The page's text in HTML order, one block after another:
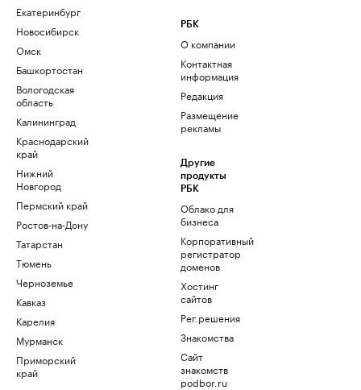
Екатеринбург
Новосибирск
Омск
Башкортостан
Вологодская
область
Калининград
Краснодарский
край
Нижний
Новгород
Пермский край
Ростов-на-Дону
Татарстан
Тюмень
Черноземье
Кавказ
Карелия
Мурманск
Приморский
край
РБК
О компании
Контактная
информация
Редакция
Размещение
рекламы
Другие
продукты
РБК
Облако для
бизнеса
Корпоративный
регистратор
доменов
Хостинг
сайтов
Рег.решения
Знакомства
Сайт
знакомств
podbor.ru